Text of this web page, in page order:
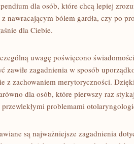
dla osób, które chcą lepiej
nawracającym bólem gardła, czy po
dla Ciebie.
uwagę poświęcono
zawiłe zagadnienia w sposób
z zachowaniem merytoryczności.
dla osób, które pierwszy raz
problemami
są najważniejsze zagadnienia